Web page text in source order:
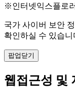
※인터넷익스플로
국가 사이버 보안
확인하실 수 있습니
팝업닫기
웹접근성 및